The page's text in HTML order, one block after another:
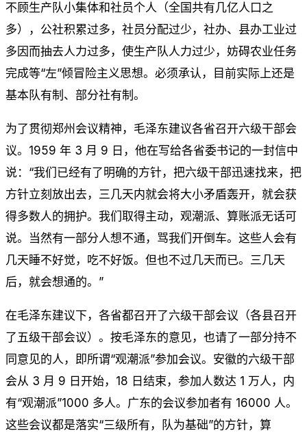
不顾生产队小集体和社员个人（全国共有几亿人口之
多），公社积累过多，社员分配过少，社办、县办工业过
多因而抽去人力过多，使生产队人力过少，妨碍农业任务
完成等“左”倾冒险主义思想。必须承认，目前实际上还是
基本队有制、部分社有制。
为了贯彻郑州会议精神，毛泽东建议各省召开六级干部会
议。1959 年 3 月 9 日，他在写给各省委书记的一封信中
说：“我们已经有了明确的方针，把六级干部迅速找来，把
方针立刻放出去，三几天内就会将大小矛盾轰开，就会获
得多数人的拥护。我们取得主动，观潮派、算账派无话可
说。当然有一部分人想不通，骂我们开倒车。这些人会有
几天睡不好觉，吃不好饭。但也不过几天而已。三几天
后，就会想通的。”
在毛泽东建议下，各省都召开了六级干部会议（各县召开
了五级干部会议）。按毛泽东的意见，也请了一部分持不
同意见的人，即所谓“观潮派”参加会议。安徽的六级干部
会从 3 月 9 日开始，18 日结束，参加人数达 1 万人，内
有“观潮派”1000 多人。广东的会议参加者有 16000 人。
这些会议都是落实“三级所有，队为基础”的方针，算